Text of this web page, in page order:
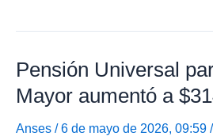
de
Anses
de
$70.000
Pensión Universal
Mayor aumentó a
Anses / 6 de mayo de 2026, 09:59